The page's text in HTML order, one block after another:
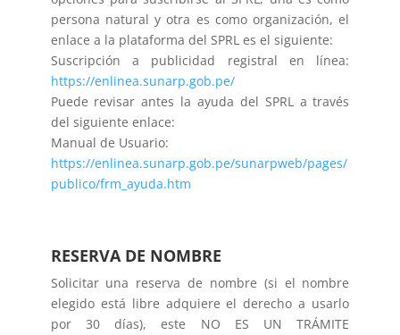
persona natural y otra es como organización, el
enlace a la plataforma del SPRL es el siguiente:
Suscripción a publicidad registral en línea:
https://enlinea.sunarp.gob.pe/
Puede revisar antes la ayuda del SPRL a través
del siguiente enlace:
Manual de Usuario:
https://enlinea.sunarp.gob.pe/sunarpweb/pages/
publico/frm_ayuda.htm
RESERVA DE NOMBRE
Solicitar una reserva de nombre (si el nombre
elegido está libre adquiere el derecho a usarlo
por 30 días), este NO ES UN TRÁMITE